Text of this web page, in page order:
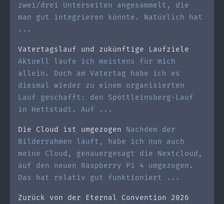
zwei/drei Unterseiten angesammelt, die
man gut integrieren könnte. Natürlich hat
...
Vatertagslauf und zukünftige Laufziele
Aktuell laufe ich meistens für mich
allein. Doch am Vatertag habe ich es
diesmal wieder zu einem organisierten
Lauf geschafft: den Spöttleinsberg-Lauf
in Hettstadt. Auf ...
Die Cloud ist umgezogen
Nachdem der
Bilderrahmen läuft, habe ich nun auch
meine Cloud, genauergesagt die Nextcloud,
auf den neuen Raspberry Pi 4 umgezogen.
Das hat relativ gut funktioniert ...
Zurück von der Eternal Convention 2026